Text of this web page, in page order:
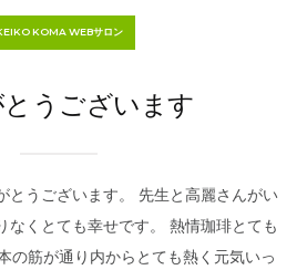
KOMA WEBサロン
うございます
とうございます。 先生と高麗さんがい
なくとても幸せです。 熱情珈琲とても
の筋が通り内からとても熱く元気いっ